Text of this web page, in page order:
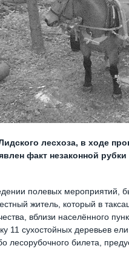
лесхоза, в ходе
факт незаконной
полевых мероприятий,
житель, который в
вблизи населённого
11 сухостойных деревьев
лесорубочного билета,